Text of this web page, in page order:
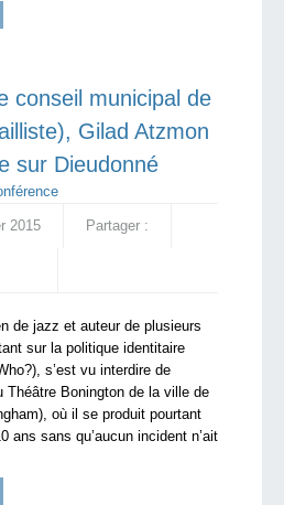
conseil municipal de
Gilad Atzmon
sur Dieudonné
2015 Partager :
de jazz et auteur de plusieurs
sur la politique identitaire
s’est vu interdire de
Théâtre Bonington de la ville de
où il se produit pourtant
ans sans qu’aucun incident n’ait